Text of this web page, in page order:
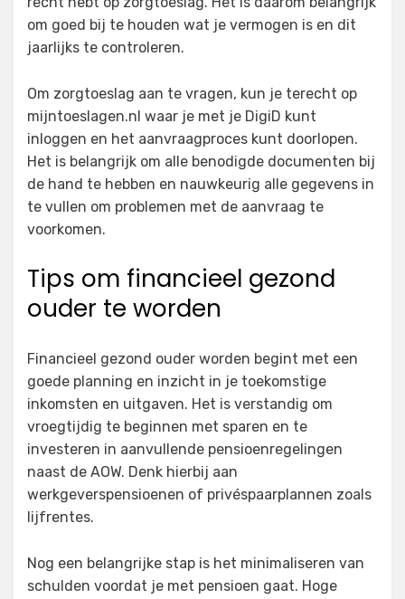
om goed bij te houden wat je vermogen is en dit
jaarlijks te controleren.
Om zorgtoeslag aan te vragen, kun je terecht op
mijntoeslagen.nl waar je met je DigiD kunt
inloggen en het aanvraagproces kunt doorlopen.
Het is belangrijk om alle benodigde documenten bij
de hand te hebben en nauwkeurig alle gegevens in
te vullen om problemen met de aanvraag te
voorkomen.
Tips om financieel gezond
ouder te worden
Financieel gezond ouder worden begint met een
goede planning en inzicht in je toekomstige
inkomsten en uitgaven. Het is verstandig om
vroegtijdig te beginnen met sparen en te
investeren in aanvullende pensioenregelingen
naast de AOW. Denk hierbij aan
werkgeverspensioenen of privéspaarplannen zoals
lijfrentes.
Nog een belangrijke stap is het minimaliseren van
schulden voordat je met pensioen gaat. Hoge